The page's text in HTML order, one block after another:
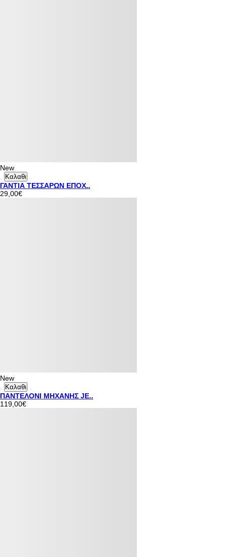
New
Καλαθι
ΓΑΝΤΙΑ ΤΕΣΣΑΡΩΝ ΕΠΟΧ..
29,00€
New
Καλαθι
ΠΑΝΤΕΛΟΝΙ ΜΗΧΑΝΗΣ JE..
119,00€